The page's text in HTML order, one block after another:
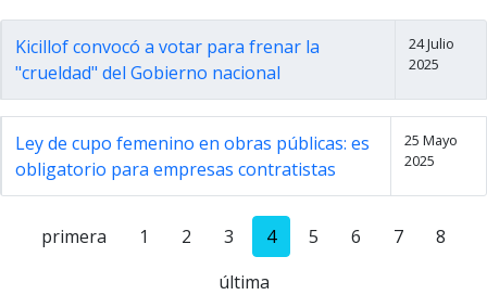
Kicillof convocó a votar para frenar la
"crueldad" del Gobierno nacional
24 Julio
2025
Ley de cupo femenino en obras públicas: es
obligatorio para empresas contratistas
25 Mayo
2025
primera 1 2 3 4 5 6 7
8
última